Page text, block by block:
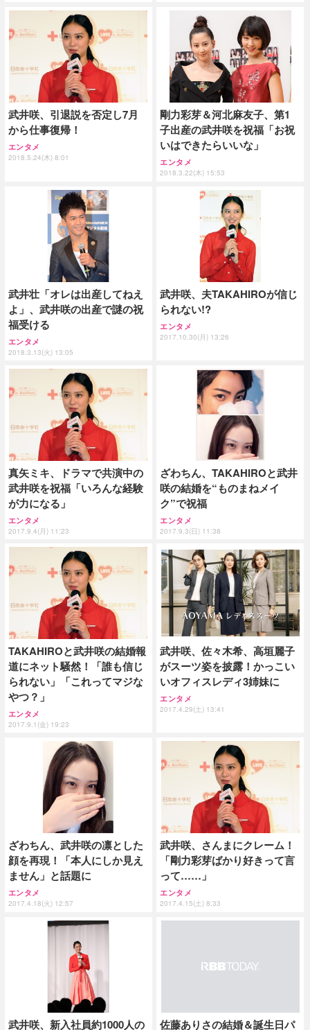
武井咲、引退説を否定し7月
から仕事復帰！
エンタメ
2018.5.24(木) 8:01
剛力彩芽＆河北麻友子、第1
子出産の武井咲を祝福「お祝
いはできたらいいな」
エンタメ
2018.3.22(木) 15:53
武井壮「オレは出産してねえ
よ」、武井咲の出産で謎の祝
福受ける
エンタメ
2018.3.13(火) 13:05
武井咲、夫TAKAHIROが信じ
られない!?
エンタメ
2017.10.30(月) 13:26
真矢ミキ、ドラマで共演中の
武井咲を祝福「いろんな経験
が力になる」
エンタメ
2017.9.4(月) 11:23
ざわちん、TAKAHIROと武井
咲の結婚を“ものまねメイ
ク”で祝福
エンタメ
2017.9.3(日) 11:38
TAKAHIROと武井咲の結婚報
道にネット騒然！「誰も信じ
られない」「これってマジな
やつ？」
エンタメ
2017.9.1(金) 19:23
武井咲、佐々木希、高垣麗子
がスーツ姿を披露！かっこい
いオフィスレディ3姉妹に
エンタメ
2017.4.29(土) 13:41
ざわちん、武井咲の凛とした
顔を再現！「本人にしか見え
ません」と話題に
エンタメ
2017.4.18(火) 12:57
武井咲、さんまにクレーム！
「剛力彩芽ばかり好きって言
って……」
エンタメ
2017.4.15(土) 8:33
武井咲、新入社員約1000人の 佐藤ありさの結婚＆誕生日パ